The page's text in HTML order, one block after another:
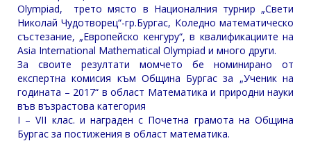
Olympiad, трето място в Националния турнир „Свети
Николай Чудотворец“-гр.Бургас, Коледно математическо
състезание, „Европейско кенгуру“, в квалификациите на
Asia International Mathematical Olympiad и много други.
За своите резултати момчето бе номинирано от
експертна комисия към Община Бургас за „Ученик на
годината – 2017“ в област Математика и природни науки
във възрастова категория
I – VII клас. и награден с Почетна грамота на Община
Бургас за постижения в област математика.